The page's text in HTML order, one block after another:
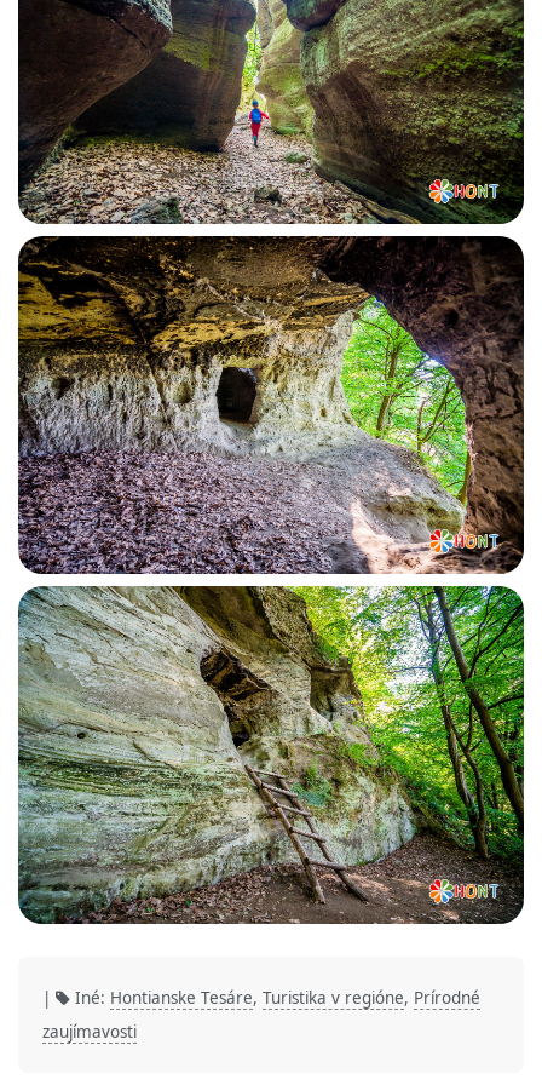
| Iné: Hontianske Tesáre, Turistika v regióne, Prírodné
zaujímavosti